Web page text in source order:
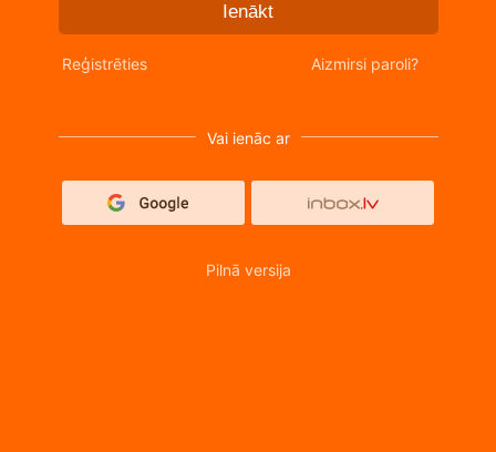
Ienākt
Reģistrēties Aizmirsi paroli?
Vai ienāc ar
Pilnā versija